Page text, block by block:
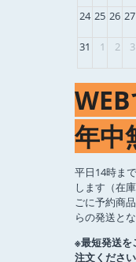
24 25 26 27
31 1 2 3
年中
平日14時ま
します（在
ごに予約商
らの発送とな
※最短発送を
注文ください